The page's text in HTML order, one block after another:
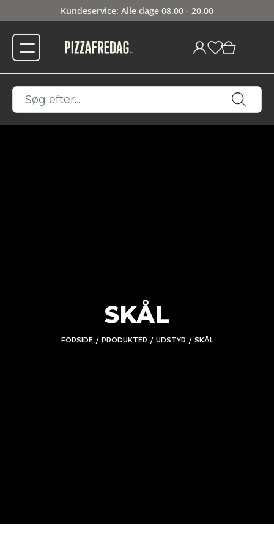
Kundeservice: Alle dage 08.00 - 20.00
SKÅL
FORSIDE / PRODUKTER / UDSTYR / SKÅL